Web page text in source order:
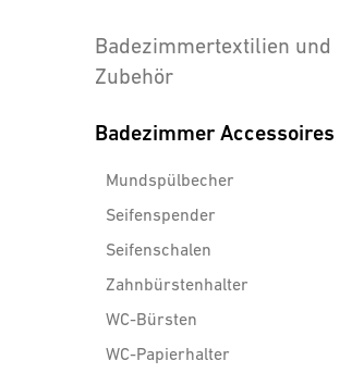
Badezimmertextilien und
Zubehör
Badezimmer Accessoires
Mundspülbecher
Seifenspender
Seifenschalen
Zahnbürstenhalter
WC-Bürsten
WC-Papierhalter